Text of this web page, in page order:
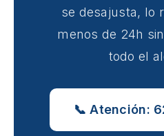
se desajusta, lo
menos de 24h
todo el
📞 Atención: